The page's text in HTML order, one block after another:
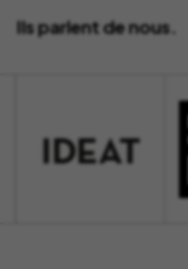
Ils parlent de nous.